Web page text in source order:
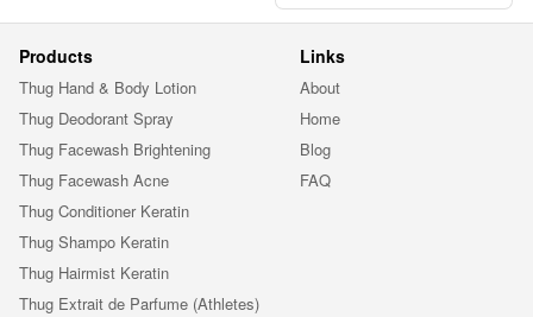
Products
Thug Hand & Body Lotion
Thug Deodorant Spray
Thug Facewash Brightening
Thug Facewash Acne
Thug Conditioner Keratin
Thug Shampo Keratin
Thug Hairmist Keratin
Thug Extrait de Parfume (Athletes)
Links
About
Home
Blog
FAQ